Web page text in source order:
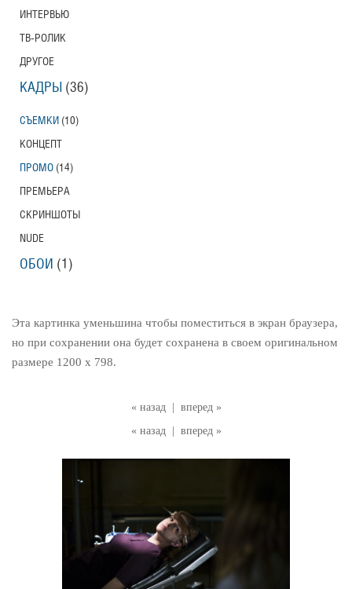
« назад
вперед »
« назад
вперед »
Эта картинка уменьшина чтобы поместиться в экран браузера,
но при сохранении она будет сохранена в своем оригинальном
размере 1200 x 798.
ИНТЕРВЬЮ
ТВ-РОЛИК
ДРУГОЕ
КАДРЫ (36)
СЪЕМКИ (10)
КОНЦЕПТ
ПРОМО (14)
ПРЕМЬЕРА
СКРИНШОТЫ
NUDE
ОБОИ (1)